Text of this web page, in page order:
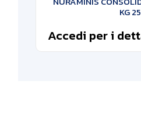
KG 25
Accedi per i